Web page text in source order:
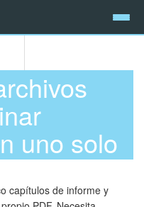
uno solo
capítulos de informe y